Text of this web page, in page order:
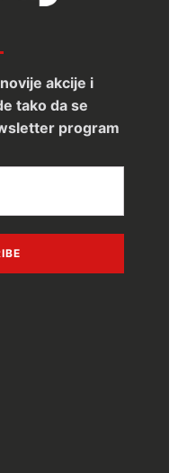
akcije i
tako da se
program